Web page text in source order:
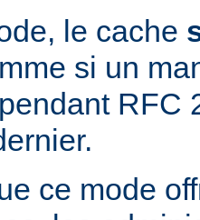
le cache
si un
RFC
ce mode